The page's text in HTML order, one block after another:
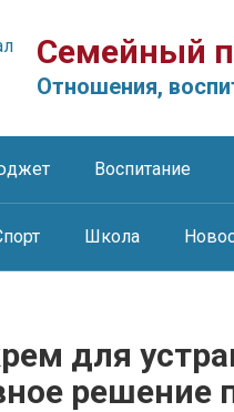
Семейный
Отношения,
Воспитание
Школа
для
решение